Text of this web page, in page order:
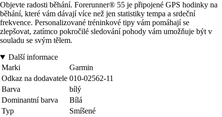
Objevte radosti běhání. Forerunner® 55 je připojené GPS hodinky na
běhání, které vám dávají více než jen statistiky tempa a srdeční
frekvence. Personalizované tréninkové tipy vám pomáhají se
zlepšovat, zatímco pokročilé sledování pohody vám umožňuje být v
souladu se svým tělem.
Další informace
Marki
Garmin
Odkaz na dodavatele 010-02562-11
Barva
bílý
Dominantní barva
Bílá
Typ
Smíšené